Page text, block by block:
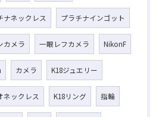
ナネックレス プラチナインゴット
カメラ 一眼レフカメラ NikonF
カメラ K18ジュエリー
ネックレス K18リング 指輪